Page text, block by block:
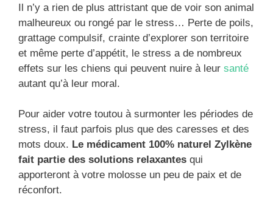
Il n’y a rien de plus attristant que de voir son animal
malheureux ou rongé par le stress… Perte de poils,
grattage compulsif, crainte d’explorer son territoire
et même perte d’appétit, le stress a de nombreux
effets sur les chiens qui peuvent nuire à leur santé
autant qu’à leur moral.
Pour aider votre toutou à surmonter les périodes de
stress, il faut parfois plus que des caresses et des
mots doux. Le médicament 100% naturel Zylkène
fait partie des solutions relaxantes qui
apporteront à votre molosse un peu de paix et de
réconfort.